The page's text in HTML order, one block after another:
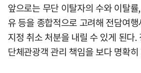
앞으로는 무단 이탈자의 수와 이탈
유 등을 종합적으로 고려해 전담여
지정 취소 처분을 내릴 수 있게 된다.
단체관광객 관리 책임을 보다 명확